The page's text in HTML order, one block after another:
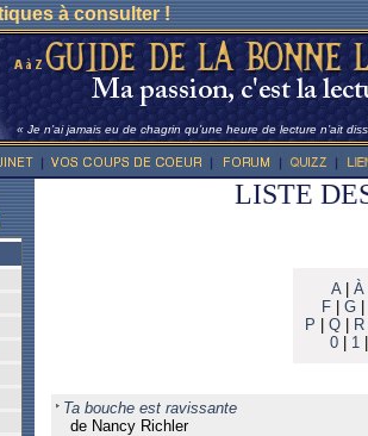
à consulter !
« Je n’ai jamais eu de chagrin qu’une heure de lecture n’ait
LISTE
A| À
F
G
P
Q R
0
1
Ta bouche est ravissante
de Nancy Richler